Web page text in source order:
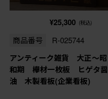
¥25,300 (税込)
商品番号 R-025744
アンティーク雑貨 大正〜昭
和期 欅材一枚板 ヒゲタ醤
油 木製看板(企業看板)